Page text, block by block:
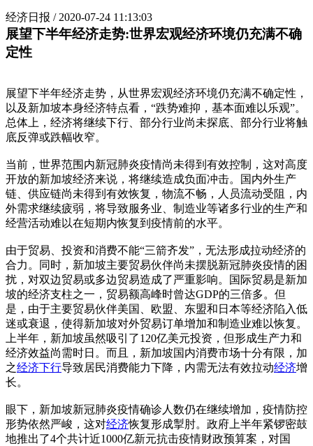
经济日报 / 2020-07-24 11:13:03
展望下半年经济走势:世界宏观经济环境仍充满不确
定性
展望下半年经济走势，从世界宏观经济环境仍充满不确定性，
以及新加坡本身经济特点看，“跌势难抑，基本面难以乐观”。
总体上，经济将继续下行、部分行业尚未探底、部分行业将触
底反弹或跌幅收窄。
当前，世界范围内新冠肺炎疫情尚未得到有效控制，这对高度
开放的新加坡经济来说，将继续造成负面冲击。国内外生产
链、供应链尚未得到有效恢复，物流不畅，人员流动受阻，内
外需求继续疲弱，将导致服务业、制造业等诸多行业的生产和
经营活动难以在短期内恢复到疫情前的水平。
由于贸易、投资和消费不能“三箭齐发”，无法形成拉动经济的
合力。同时，新加坡主要贸易伙伴尚未摆脱新冠肺炎疫情的困
扰，对双边贸易或多边贸易造成了严重影响。国际贸易是新加
坡的经济支柱之一，贸易额高峰时曾达GDP的三倍多。但
是，由于主要贸易伙伴美国、欧盟、东盟和日本等经济陷入低
迷或衰退，使得新加坡对外贸易订单增加和制造业难以恢复。
上半年，新加坡虽然吸引了120亿美元投资，但形成生产力和
经济效益尚需时日。而且，新加坡国内消费市场十分有限，加
之经济下行导致居民消费能力下降，内需无法有效拉动经济增
长。
眼下，新加坡新冠肺炎疫情确诊人数仍在继续增加，疫情防控
形势依然严峻，这对经济恢复形成掣肘。政府上半年紧锣密鼓
地推出了4个共计近1000亿新元抗击疫情财政预算案，对国